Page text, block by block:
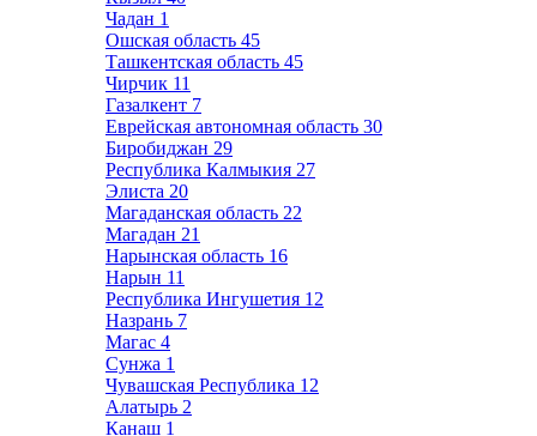
Чадан 1
Ошская область 45
Ташкентская область 45
Чирчик 11
Газалкент 7
Еврейская автономная область 30
Биробиджан 29
Республика Калмыкия 27
Элиста 20
Магаданская область 22
Магадан 21
Нарынская область 16
Нарын 11
Республика Ингушетия 12
Назрань 7
Магас 4
Сунжа 1
Чувашская Республика 12
Алатырь 2
Канаш 1